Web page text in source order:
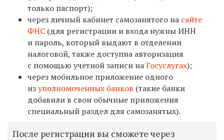
только паспорт);
через личный кабинет самозанятого на сайте
ФНС (для регистрации и входа нужны ИНН
и пароль, который выдают в отделении
налоговой, также доступна авторизация
с помощью учетной записи наГосуслугах);
через мобильное приложение одного
изуполномоченных банков (такие банки
добавили в свои обычные приложения
специальный раздел для самозанятых).
После регистрации вы сможете через